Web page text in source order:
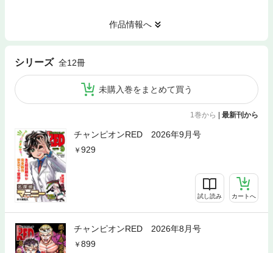
作品情報へ
シリーズ 全12冊
未購入巻をまとめて買う
1巻から 最新刊から
チャンピオンRED 2026年9月号
929
試し読み カートへ
チャンピオンRED 2026年8月号
899